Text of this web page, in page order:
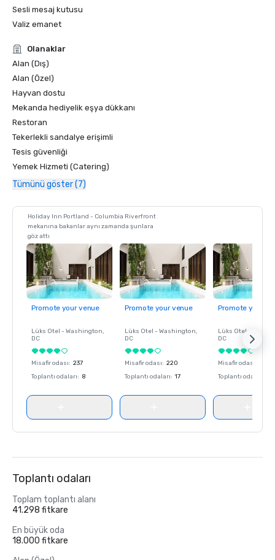
Sesli mesaj kutusu
Valiz emanet
Olanaklar
Alan (Dış)
Alan (Özel)
Hayvan dostu
Mekanda hediyelik eşya dükkanı
Restoran
Tekerlekli sandalye erişimli
Tesis güvenliği
Yemek Hizmeti (Catering)
Tümünü göster (7)
Holiday Inn Portland - Columbia Riverfront
mekanına bakanlar aynı zamanda şunlara
göz attı
Promote your venue
Lüks Otel - Washington,
DC
Misafir odası: 237
Toplantı odaları: 8
Promote your venue
Lüks Otel - Washington,
DC
Misafir odası: 220
Toplantı odaları: 17
Promote your
Lüks Otel -
DC
Misafir odası
Toplantı odaları
Toplantı odaları
Toplam toplantı alanı
41.298 fitkare
En büyük oda
18.000 fitkare